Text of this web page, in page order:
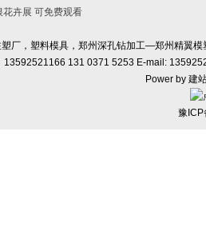
卉展 可免费观看
厂，塑料模具，郑州深孔钻加工—郑州精翼
13592521166 131 0371 5253 E-mail:
Power by 建
豫